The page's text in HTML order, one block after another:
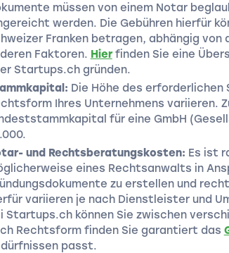
müssen von einem Notar
werden. Die Gebühren hierfür
Franken betragen, abhängig von
Faktoren. Hierfinden Sie eine
Startups.ch gründen.
Die Höhe des
Ihres Unternehmens variieren.
für eine GmbH
und Rechtsberatungskosten: Es ist
eines Rechtsanwalts in
zu erstellen und
variieren je nach Dienstleister und
Startups.ch können Sie zwischen
Rechtsform finden Sie garantiert das
passt.